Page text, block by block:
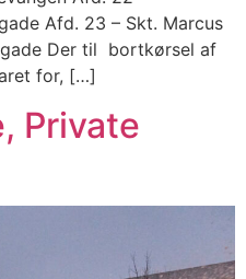
Afd. 23 – Skt. Marcus
Der til bortkørsel af
for, […]
Private